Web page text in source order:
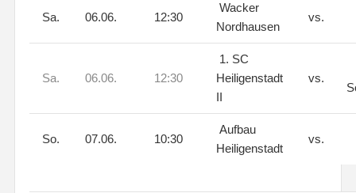
Sa. 06.06. 12:30
Wacker
Nordhausen
vs.
Sa. 06.06. 12:30
1. SC
Heiligenstadt
II
vs.
So. 07.06. 10:30
Aufbau
Heiligenstadt
vs.